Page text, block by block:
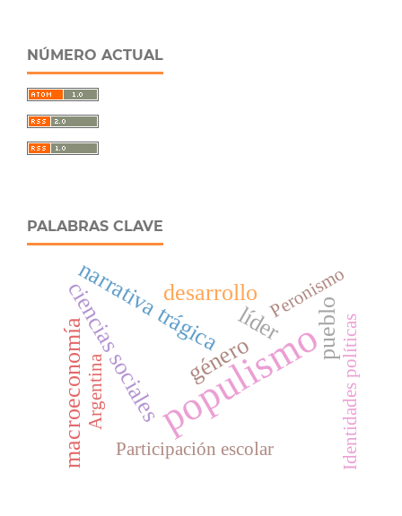
NÚMERO ACTUAL
PALABRAS CLAVE
populismo
género
narrativa trágica líder pueblo
ciencias socialesdesarrollo
macroeconomía Identidades políticas
Argentina
Peronismo
Participación escolar